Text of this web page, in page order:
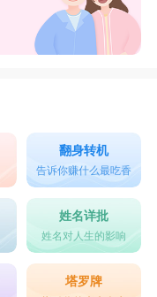
翻身转机
告诉你赚什么最吃香
姓名详批
姓名对人生的影响
塔罗牌